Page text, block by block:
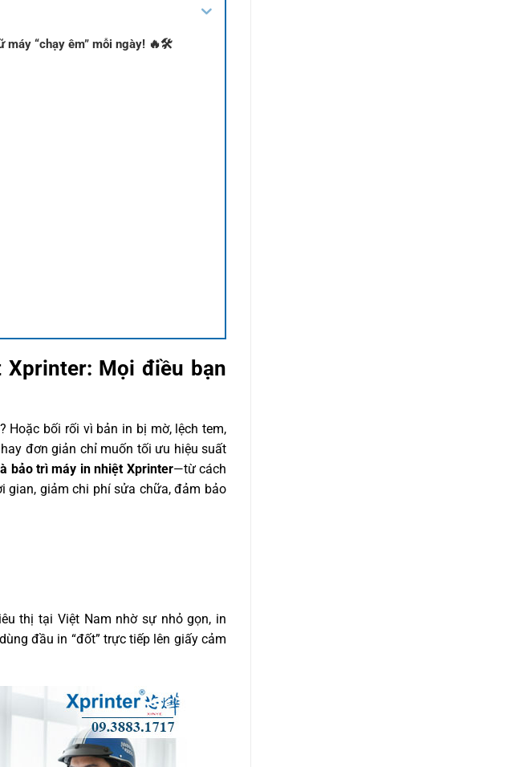
máy “chạy êm” mỗi ngày! 🔥🛠️
Mọi điều bạn
Hoặc bối rối vì bản in bị mờ, lệch tem,
đơn giản chỉ muốn tối ưu hiệu suất
bảo trì máy in nhiệt Xprinter—từ cách
gian, giảm chi phí sửa chữa, đảm bảo
thị tại Việt Nam nhờ sự nhỏ gọn, in
đầu in “đốt” trực tiếp lên giấy cảm